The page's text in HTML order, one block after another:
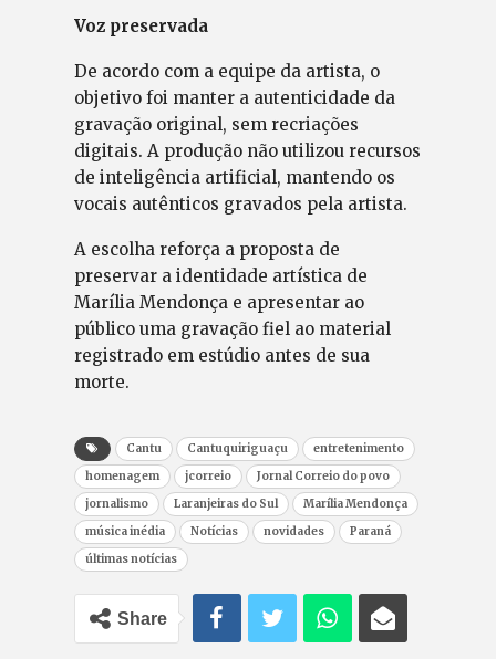
Voz preservada
De acordo com a equipe da artista, o
objetivo foi manter a autenticidade da
gravação original, sem recriações
digitais. A produção não utilizou recursos
de inteligência artificial, mantendo os
vocais autênticos gravados pela artista.
A escolha reforça a proposta de
preservar a identidade artística de
Marília Mendonça e apresentar ao
público uma gravação fiel ao material
registrado em estúdio antes de sua
morte.
Cantu Cantuquiriguaçu
entretenimento
homenagem
jcorreio
Jornal Correio do povo
jornalismo
Laranjeiras do Sul
Marília Mendonça
música inédia
Notícias novidades
Paraná
últimas notícias
Share